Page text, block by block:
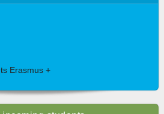
Erasmus +